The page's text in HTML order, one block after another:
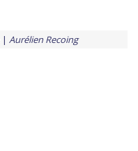
Aurélien Recoing